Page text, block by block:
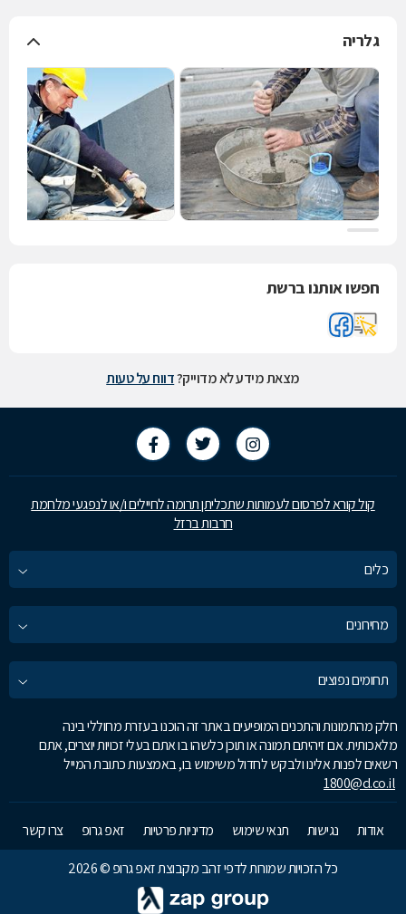
גלריה
חפשו אותנו ברשת
מצאת מידע לא מדוייק?דווח על טעות
קול קורא לפרסום לעמותות שתכליתן תרומה לחיילים ו/או לנפגעי מלחמת
חרבות ברזל
כלים
מחירונים
תחומים נפוצים
חלק מהתמונות והתכנים המופיעים באתר זה הוכנו בעזרת מחוללי בינה
מלאכותית. אם זיהיתם תמונה או תוכן כלשהו בו אתם בעלי זכויות יוצרים, אתם
רשאים לפנות אלינו ולבקש לחדול משימוש בו, באמצעות כתובת המייל
1800@d.co.il
אודות נגישות תנאי שימוש מדיניות פרטיות זאפ גרופ
צרו קשר
כל הזכויות שמורות לדפי זהב מקבוצת זאפ גרופ © 2026